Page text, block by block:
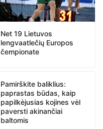
Net 19 Lietuvos
lengvaatlečių Europos
čempionate
Pamirškite baliklius:
paprastas būdas, kaip
papilkėjusias kojines vėl
paversti akinančiai
baltomis